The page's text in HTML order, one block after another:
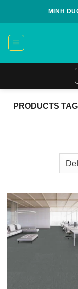
MINH
PRODUCTS